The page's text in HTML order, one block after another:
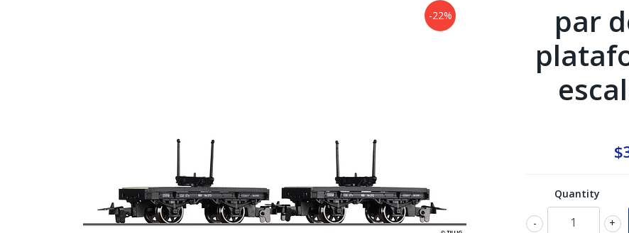
-22%
par
Quantity
+
-